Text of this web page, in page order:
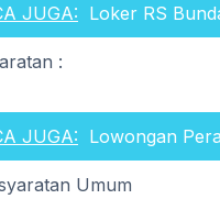
JUGA: Loker RS
:
JUGA: Lowongan
Umum